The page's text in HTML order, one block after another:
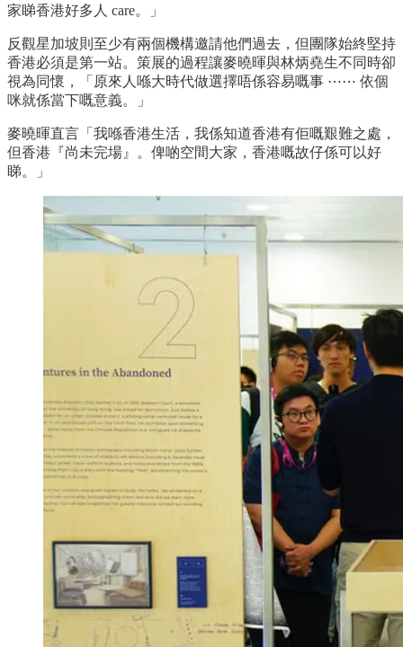
家睇香港好多人 care。」
反觀星加坡則至少有兩個機構邀請他們過去，但團隊始終堅持
香港必須是第一站。策展的過程讓麥曉暉與林炳堯生不同時卻
視為同懷，「原來人喺大時代做選擇唔係容易嘅事 ⋯⋯ 依個
咪就係當下嘅意義。」
麥曉暉直言「我喺香港生活，我係知道香港有佢嘅艱難之處，
但香港『尚未完場』。俾啲空間大家，香港嘅故仔係可以好
睇。」